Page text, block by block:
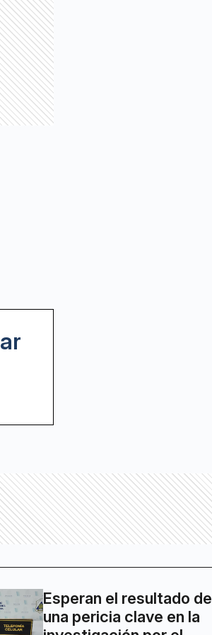
Esperan el resultado de
una pericia clave en la